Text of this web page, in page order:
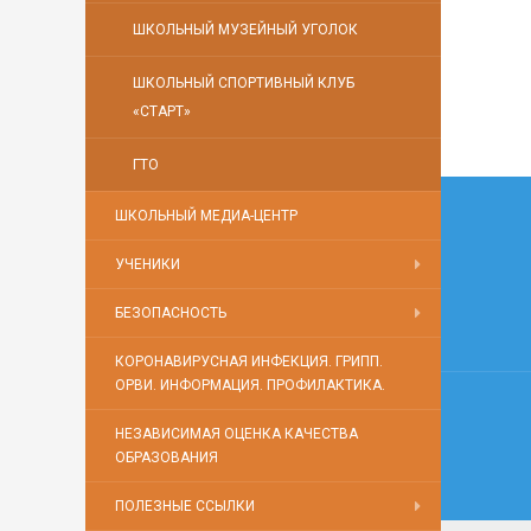
ШКОЛЬНЫЙ МУЗЕЙНЫЙ УГОЛОК
ШКОЛЬНЫЙ СПОРТИВНЫЙ КЛУБ
«СТАРТ»
ГТО
ШКОЛЬНЫЙ МЕДИА-ЦЕНТР
УЧЕНИКИ
БЕЗОПАСНОСТЬ
КОРОНАВИРУСНАЯ ИНФЕКЦИЯ. ГРИПП.
ОРВИ. ИНФОРМАЦИЯ. ПРОФИЛАКТИКА.
НЕЗАВИСИМАЯ ОЦЕНКА КАЧЕСТВА
ОБРАЗОВАНИЯ
ПОЛЕЗНЫЕ ССЫЛКИ